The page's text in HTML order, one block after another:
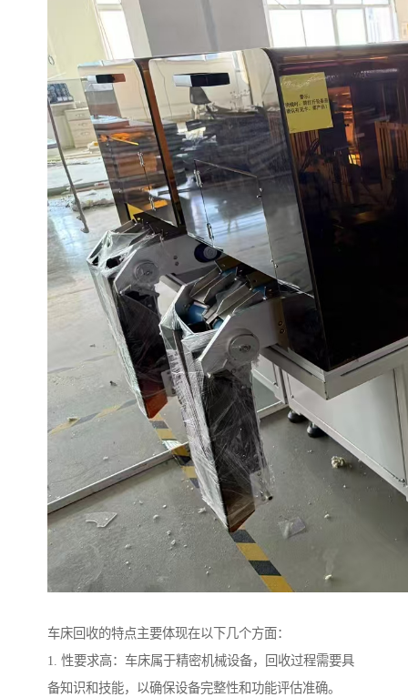
车床回收的特点主要体现在以下几个方面：
1. 性要求高：车床属于精密机械设备，回收过程需要具
备知识和技能，以确保设备完整性和功能评估准确。